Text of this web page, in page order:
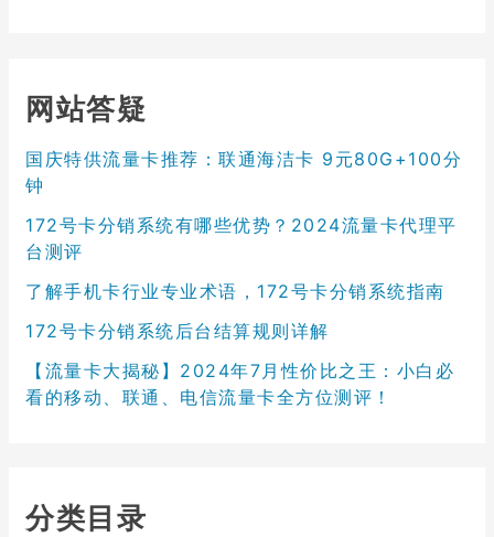
网站答疑
国庆特供流量卡推荐：联通海洁卡 9元80G+100分
钟
172号卡分销系统有哪些优势？2024流量卡代理平
台测评
了解手机卡行业专业术语，172号卡分销系统指南
172号卡分销系统后台结算规则详解
【流量卡大揭秘】2024年7月性价比之王：小白必
看的移动、联通、电信流量卡全方位测评！
分类目录